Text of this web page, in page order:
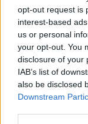
opt-out request is
interest-based
us or personal
your opt-out. You
disclosure of your
IAB’s list of
also be disclosed
Downstream